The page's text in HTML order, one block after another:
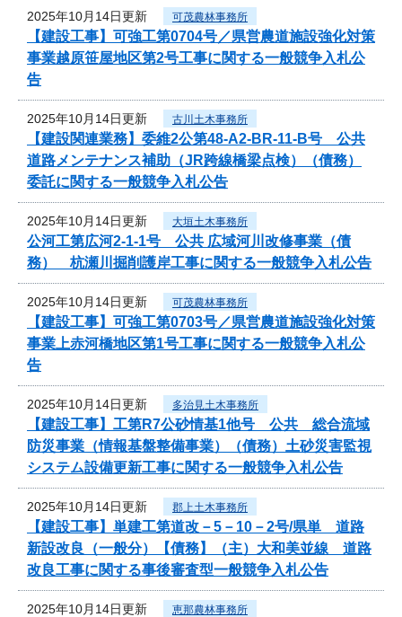
2025年10月14日更新 可茂農林事務所
【建設工事】可強工第0704号／県営農道施設強化対策
事業越原笹屋地区第2号工事に関する一般競争入札公
告
2025年10月14日更新 古川土木事務所
【建設関連業務】委維2公第48-A2-BR-11-B号 公共
道路メンテナンス補助（JR跨線橋梁点検）（債務）
委託に関する一般競争入札公告
2025年10月14日更新 大垣土木事務所
公河工第広河2-1-1号 公共 広域河川改修事業（債
務） 杭瀬川掘削護岸工事に関する一般競争入札公告
2025年10月14日更新 可茂農林事務所
【建設工事】可強工第0703号／県営農道施設強化対策
事業上赤河橋地区第1号工事に関する一般競争入札公
告
2025年10月14日更新 多治見土木事務所
【建設工事】工第R7公砂情基1他号 公共 総合流域
防災事業（情報基盤整備事業）（債務）土砂災害監視
システム設備更新工事に関する一般競争入札公告
2025年10月14日更新 郡上土木事務所
【建設工事】単建工第道改－5－10－2号/県単 道路
新設改良（一般分）【債務】（主）大和美並線 道路
改良工事に関する事後審査型一般競争入札公告
2025年10月14日更新 恵那農林事務所